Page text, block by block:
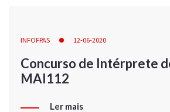
INFOFPAS 12-06-2020
Concurso de Intérprete
MAI112
Ler mais